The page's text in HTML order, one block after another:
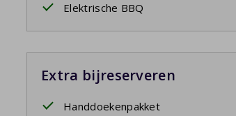
Elektrische BBQ
Extra bijreserveren
Handdoekenpakket